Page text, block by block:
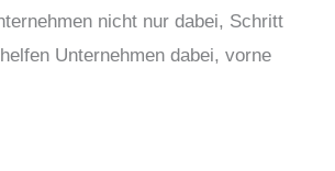
nicht nur dabei, Schritt
Unternehmen dabei, vorne